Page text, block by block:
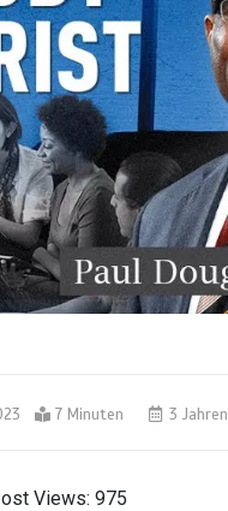
7 Minuten 3 Jahren
Views: 975